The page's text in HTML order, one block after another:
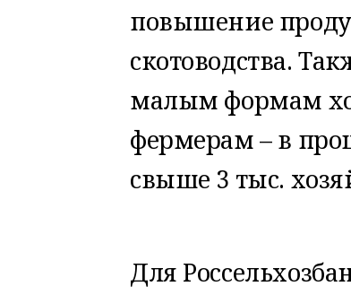
повышение
скотоводства.
малым формам
фермерам – в
свыше 3 тыс.
Для